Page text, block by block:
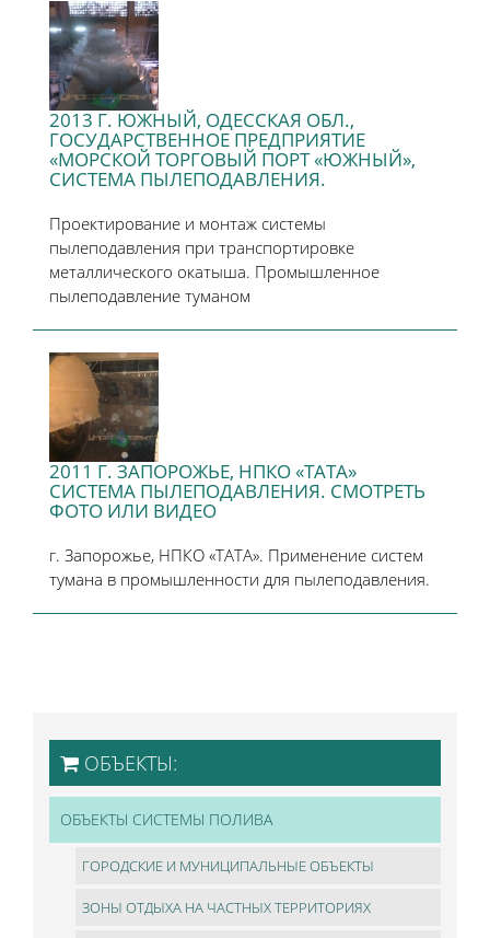
2013 Г. ЮЖНЫЙ, ОДЕССКАЯ ОБЛ.,
ГОСУДАРСТВЕННОЕ ПРЕДПРИЯТИЕ
«МОРСКОЙ ТОРГОВЫЙ ПОРТ «ЮЖНЫЙ»,
СИСТЕМА ПЫЛЕПОДАВЛЕНИЯ.
Проектирование и монтаж системы
пылеподавления при транспортировке
металлического окатыша. Промышленное
пылеподавление туманом
2011 Г. ЗАПОРОЖЬЕ, НПКО «ТАТА»
СИСТЕМА ПЫЛЕПОДАВЛЕНИЯ. СМОТРЕТЬ
ФОТО ИЛИ ВИДЕО
г. Запорожье, НПКО «ТАТА». Применение систем
тумана в промышленности для пылеподавления.
ОБЪЕКТЫ:
ОБЪЕКТЫ СИСТЕМЫ ПОЛИВА
ГОРОДСКИЕ И МУНИЦИПАЛЬНЫЕ ОБЪЕКТЫ
ЗОНЫ ОТДЫХА НА ЧАСТНЫХ ТЕРРИТОРИЯХ